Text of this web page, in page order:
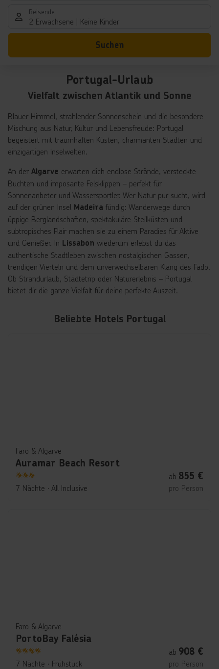
Reisende
2 Erwachsene Keine Kinder
Suchen
Portugal-Urlaub
Vielfalt zwischen Atlantik und Sonne
Blauer Himmel, strahlender Sonnenschein und die besondere
Mischung aus Natur, Kultur und Lebensfreude: Portugal
begeistert mit traumhaften Küsten, charmanten Städten und
einzigartigen Inselwelten.
An der Algarve erwarten dich endlose Strände, versteckte
Buchten und imposante Felsklippen – perfekt für
Sonnenanbeter und Wassersportler. Wer Natur pur sucht, wird
auf der grünen Insel Madeira fündig: Wanderwege durch
üppige Berglandschaften, spektakuläre Steilküsten und
subtropisches Flair machen sie zu einem Paradies für Aktive
und Genießer. In Lissabon wiederum erlebst du das
authentische Stadtleben zwischen nostalgischen Gassen,
trendigen Vierteln und dem unverwechselbaren Klang des Fado.
Ob Strandurlaub, Städtetrip oder Naturerlebnis – Portugal
bietet dir die ganze Vielfalt für deine perfekte Auszeit.
Beliebte Hotels Portugal
Faro & Algarve
Auramar Beach Resort
3
7 Nächte ∙ All Inclusive
ab 855 €
pro Person
Faro & Algarve
PortoBay Falésia
4
7 Nächte ∙ Frühstück
ab 908 €
pro Person